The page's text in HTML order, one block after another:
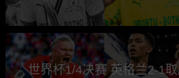
世界杯1/4决赛 英格兰2-1